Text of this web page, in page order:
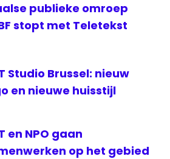
publieke omroep
stopt met Teletekst
Studio Brussel: nieuw
en nieuwe huisstijl
en NPO gaan
op het gebied